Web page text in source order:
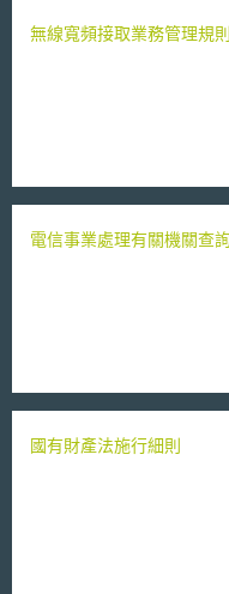
無線寬頻接取業務管理規則
電信事業處理有關機關查
國有財產法施行細則